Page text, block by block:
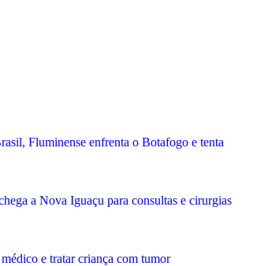
Fluminense enfrenta o Botafogo e tenta
a Nova Iguaçu para consultas e cirurgias
e tratar criança com tumor